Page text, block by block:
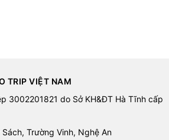
TRIP VIỆT NAM
3002201821 do Sở KH&ĐT Hà Tĩnh cấp
Trường Vinh, Nghệ An